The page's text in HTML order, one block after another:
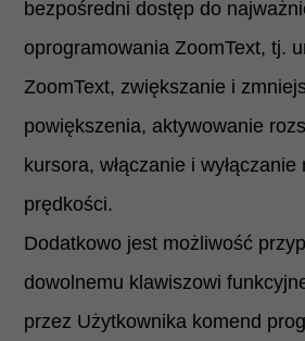
bezpośredni dostęp do
oprogramowania ZoomText, tj.
ZoomText, zwiększanie i
powiększenia, aktywowanie
kursora, włączanie i
prędkości.
Dodatkowo jest możliwość
dowolnemu klawiszowi
przez Użytkownika komend